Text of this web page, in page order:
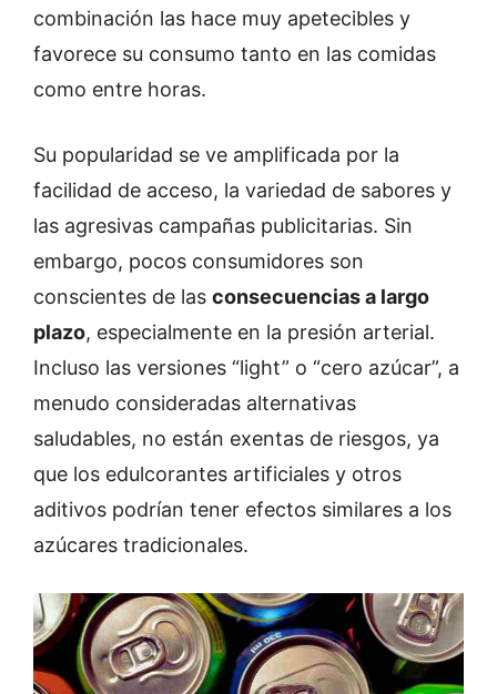
combinación las hace muy apetecibles y
favorece su consumo tanto en las comidas
como entre horas.
Su popularidad se ve amplificada por la
facilidad de acceso, la variedad de sabores y
las agresivas campañas publicitarias. Sin
embargo, pocos consumidores son
conscientes de las consecuencias a largo
plazo, especialmente en la presión arterial.
Incluso las versiones “light” o “cero azúcar”, a
menudo consideradas alternativas
saludables, no están exentas de riesgos, ya
que los edulcorantes artificiales y otros
aditivos podrían tener efectos similares a los
azúcares tradicionales.